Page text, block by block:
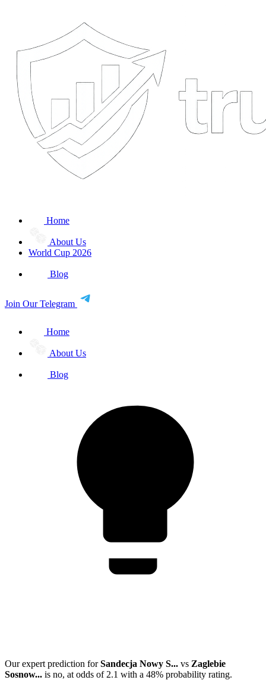
Home
About Us
World Cup 2026
Blog
Join Our Telegram
Home
About Us
Blog
Our expert prediction forSandecja Nowy S... vs Zaglebie
Sosnow... is no, at odds of 2.1 with a 48% probability rating.